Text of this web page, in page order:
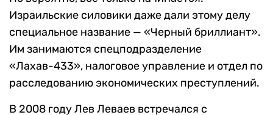
Израильские силовики даже дали этому делу
специальное название — «Черный бриллиант».
Им занимаются спецподразделение
«Лахав-433», налоговое управление и отдел по
расследованию экономических преступлений.
В 2008 году Лев Леваев встречался с